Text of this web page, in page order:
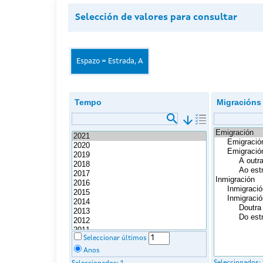
Selección de valores para consultar
Espazo = Estrada, A
Tempo
arrow_downward
Seleccionar últimos
Anos
Migracións